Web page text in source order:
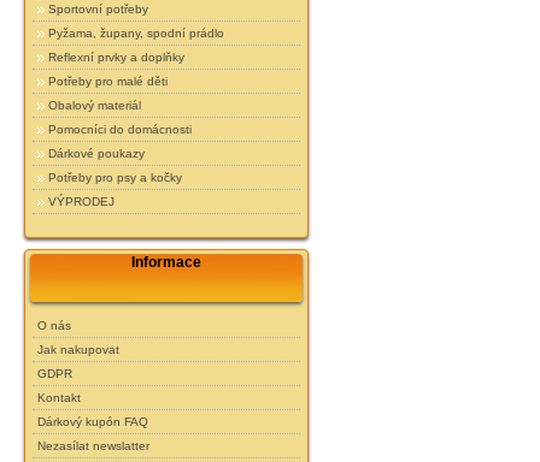
Sportovní potřeby
Pyžama, župany, spodní prádlo
Reflexní prvky a doplňky
Potřeby pro malé děti
Obalový materiál
Pomocníci do domácnosti
Dárkové poukazy
Potřeby pro psy a kočky
VÝPRODEJ
Informace
O nás
Jak nakupovat
GDPR
Kontakt
Dárkový kupón FAQ
Nezasílat newslatter